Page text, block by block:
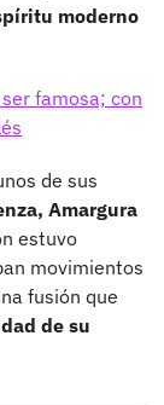
moderno
famosa; con
de sus
Amargura
estuvo
movimientos
fusión que
de su